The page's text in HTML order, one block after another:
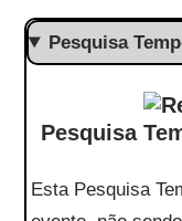
Pesquisa
Pesquisa
Esta Pesquisa